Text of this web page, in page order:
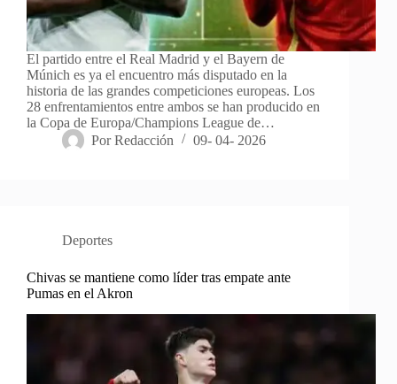
El partido entre el Real Madrid y el Bayern de
Múnich es ya el encuentro más disputado en la
historia de las grandes competiciones europeas. Los
28 enfrentamientos entre ambos se han producido en
la Copa de Europa/Champions League de…
Por Redacción 09- 04- 2026
Deportes
Chivas se mantiene como líder tras empate ante
Pumas en el Akron